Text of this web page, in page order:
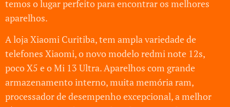
temos o lugar perfeito para encontrar os melhores
aparelhos.
A loja Xiaomi Curitiba, tem ampla variedade de
telefones Xiaomi, o novo modelo redmi note 12s,
poco X5 e o Mi 13 Ultra. Aparelhos com grande
armazenamento interno, muita memória ram,
processador de desempenho excepcional, a melhor